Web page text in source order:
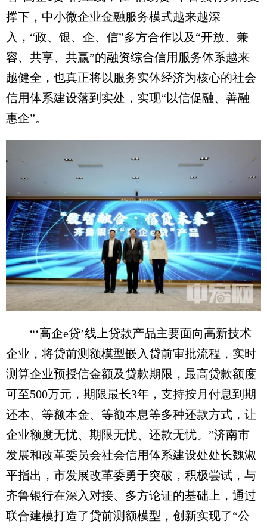
撑下，中小微企业金融服务模式越来越深
入，“政、银、企、信”多方合作以及“开放、兼
容、共享、共赢”的融资综合信用服务体系越来
越健全，也真正将以服务实体经济为核心的社会
信用体系建设落到实处，实现“以信促融、善融
惠企”。
“‘高企e贷’线上贷款产品主要面向高新技术
企业，将贷前测额模型嵌入贷前审批流程，实时
测算企业预授信金额及贷款期限，最高贷款额度
可至500万元，期限最长3年，支持按月付息到期
还本、等额本金、等额本息等多种还款方式，让
企业额度无忧、期限无忧、还款无忧。”济南市
发展和改革委员会社会信用体系建设处处长魏淑
平指出，市发展改革委勇于突破，积极尝试，与
齐鲁银行在深入对接、多方论证的基础上，通过
联合建模打造了贷前测额模型，创新实现了“公